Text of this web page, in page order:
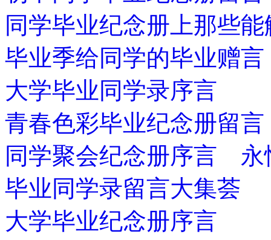
同学毕业纪念册上那些
毕业季给同学的毕业赠言
大学毕业同学录序言
青春色彩毕业纪念册留言
同学聚会纪念册序言 永
毕业同学录留言大集荟
大学毕业纪念册序言